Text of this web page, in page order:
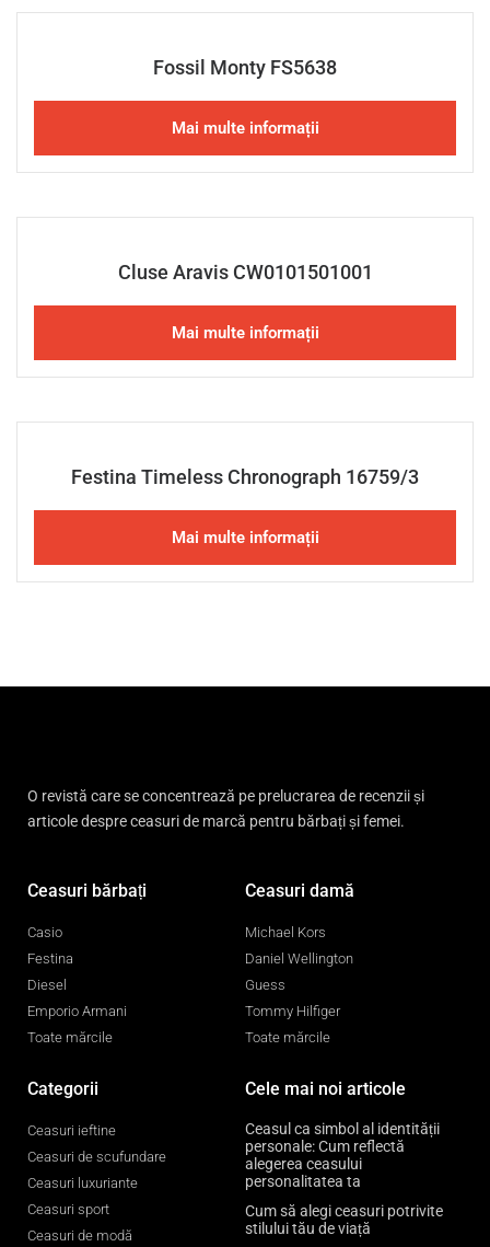
Fossil Monty FS5638
Mai multe informații
Cluse Aravis CW0101501001
Mai multe informații
Festina Timeless Chronograph 16759/3
Mai multe informații
O revistă care se concentrează pe prelucrarea de recenzii și
articole despre ceasuri de marcă pentru bărbați și femei.
Ceasuri bărbați
Casio
Festina
Diesel
Emporio Armani
Toate mărcile
Ceasuri damă
Michael Kors
Daniel Wellington
Guess
Tommy Hilfiger
Toate mărcile
Categorii
Ceasuri ieftine
Ceasuri de scufundare
Ceasuri luxuriante
Ceasuri sport
Ceasuri de modă
Cele mai noi articole
Ceasul ca simbol al identității
personale: Cum reflectă
alegerea ceasului
personalitatea ta
Cum să alegi ceasuri potrivite
stilului tău de viață